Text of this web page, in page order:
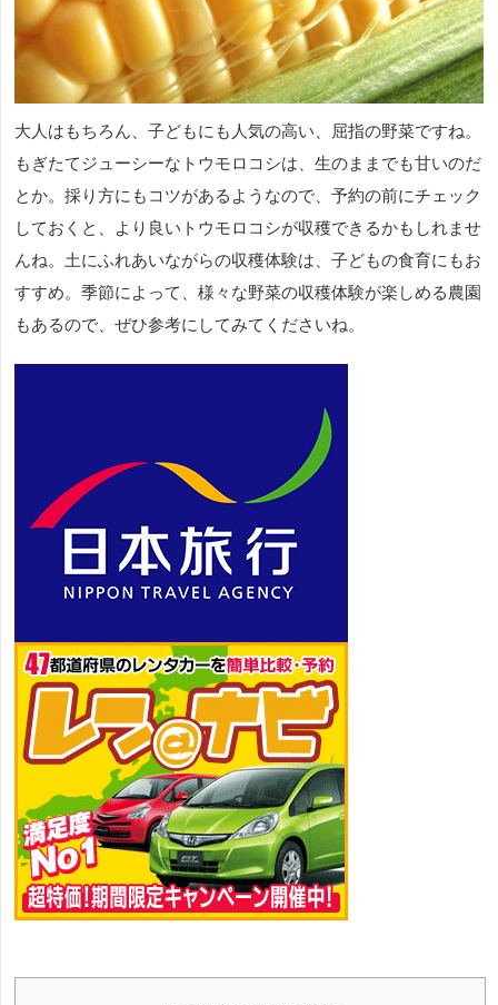
大人はもちろん、子どもにも人気の高い、屈指の野菜ですね。
もぎたてジューシーなトウモロコシは、生のままでも甘いのだ
とか。採り方にもコツがあるようなので、予約の前にチェック
しておくと、より良いトウモロコシが収穫できるかもしれませ
んね。土にふれあいながらの収穫体験は、子どもの食育にもお
すすめ。季節によって、様々な野菜の収穫体験が楽しめる農園
もあるので、ぜひ参考にしてみてくださいね。